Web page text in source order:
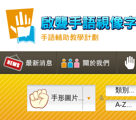
手形圖片... &
類別...
A-Z...